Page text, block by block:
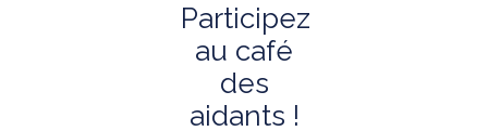
Participez
au café
des
aidants !